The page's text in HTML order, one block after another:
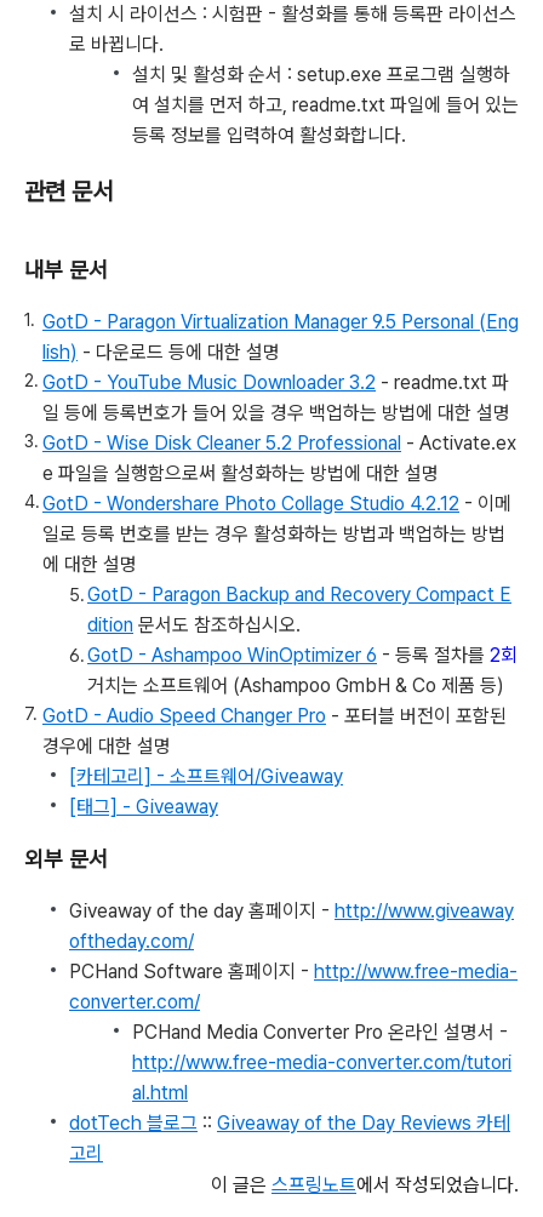
설치 시 라이선스 : 시험판 - 활성화를 통해 등록판 라이선스
로 바뀝니다.
설치 및 활성화 순서 : setup.exe 프로그램 실행하
여 설치를 먼저 하고, readme.txt 파일에 들어 있는
등록 정보를 입력하여 활성화합니다.
관련 문서
내부 문서
GotD - Paragon Virtualization Manager 9.5 Personal (Eng
lish) - 다운로드 등에 대한 설명
GotD - YouTube Music Downloader 3.2 - readme.txt 파
일 등에 등록번호가 들어 있을 경우 백업하는 방법에 대한 설명
GotD - Wise Disk Cleaner 5.2 Professional - Activate.ex
e 파일을 실행함으로써 활성화하는 방법에 대한 설명
GotD - Wondershare Photo Collage Studio 4.2.12 - 이메
일로 등록 번호를 받는 경우 활성화하는 방법과 백업하는 방법
에 대한 설명
GotD - Paragon Backup and Recovery Compact E
dition 문서도 참조하십시오.
GotD - Ashampoo WinOptimizer 6 - 등록 절차를 2회
거치는 소프트웨어 (Ashampoo GmbH & Co 제품 등)
GotD - Audio Speed Changer Pro - 포터블 버전이 포함된
경우에 대한 설명
[카테고리] - 소프트웨어/Giveaway
[태그] - Giveaway
외부 문서
Giveaway of the day 홈페이지 - http://www.giveaway
oftheday.com/
PCHand Software 홈페이지 - http://www.free-media-
converter.com/
PCHand Media Converter Pro 온라인 설명서 -
http://www.free-media-converter.com/tutori
al.html
dotTech 블로그 :: Giveaway of the Day Reviews 카테
고리
이 글은 스프링노트에서 작성되었습니다.